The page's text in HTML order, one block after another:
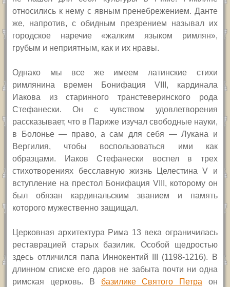
относились к нему с явным пренебрежением. Данте
же, напротив, с обидным презрением называл их
городское наречие «жалким языком римлян»,
грубым и неприятным, как и их нравы.
Однако мы все же имеем латинские стихи
римлянина времен Бонифация VIII, кардинала
Иакова из старинного транстеверинского рода
Стефанески. Он с чувством удовлетворения
рассказывает, что в Париже изучал свободные науки,
в Болонье — право, а сам для себя — Лукана и
Вергилия, чтобы воспользоваться ими как
образцами. Иаков Стефанески воспел в трех
стихотворениях бесславную жизнь Целестина V и
вступление на престол Бонифация VIII, которому он
был обязан кардинальским званием и память
которого мужественно защищал.
Церковная архитектура Рима 13 века ограничилась
реставрацией старых базилик. Особой щедростью
здесь отличился папа Иннокентий
(1198-1216).
В
длинном списке его даров не забыта почти ни одна
римская церковь.
В базилике Святого Петра он